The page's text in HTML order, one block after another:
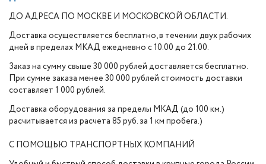
ДО АДРЕСА ПО МОСКВЕ И МОСКОВСКОЙ ОБЛАСТИ.
Доставка осуществляется бесплатно, в течении двух рабочих
дней в пределах МКАД ежедневно с 10.00 до 21.00.
Заказ на сумму свыше 30 000 рублей доставляется бесплатно.
При сумме заказа менее 30 000 рублей стоимость доставки
составляет 1 000 рублей.
Доставка оборудования за пределы МКАД (до 100 км.)
расчитывается из расчета 85 руб. за 1 км пробега.)
С ПОМОЩЬЮ ТРАНСПОРТНЫХ КОМПАНИЙ